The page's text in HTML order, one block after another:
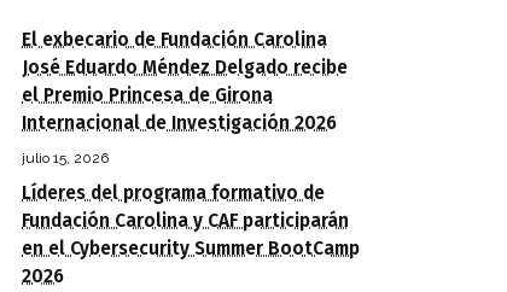
El exbecario de Fundación Carolina
José Eduardo Méndez Delgado recibe
el Premio Princesa de Girona
Internacional de Investigación 2026
julio 15, 2026
Líderes del programa formativo de
Fundación Carolina y CAF participarán
en el Cybersecurity Summer BootCamp
2026